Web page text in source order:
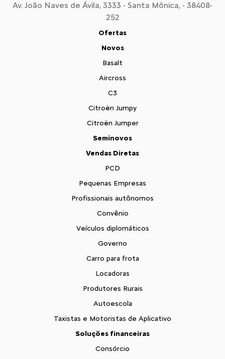
Av. João Naves de Ávila, 3333 - Santa Mônica, - 38408-
252
Ofertas
Novos
Basalt
Aircross
C3
Citroën Jumpy
Citroën Jumper
Seminovos
Vendas Diretas
PCD
Pequenas Empresas
Profissionais autônomos
Convênio
Veículos diplomáticos
Governo
Carro para frota
Locadoras
Produtores Rurais
Autoescola
Taxistas e Motoristas de Aplicativo
Soluções financeiras
Consórcio